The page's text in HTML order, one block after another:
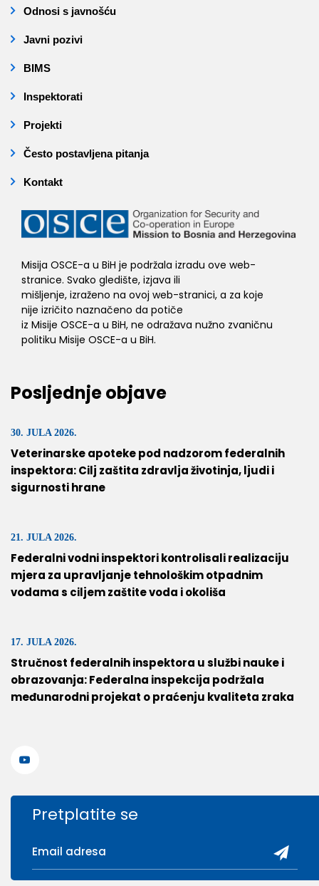
Odnosi s javnošću
Javni pozivi
BIMS
Inspektorati
Projekti
Često postavljena pitanja
Kontakt
Misija OSCE-a u BiH je podržala izradu ove web-
stranice. Svako gledište, izjava ili
mišljenje, izraženo na ovoj web-stranici, a za koje
nije izričito naznačeno da potiče
iz Misije OSCE-a u BiH, ne odražava nužno zvaničnu
politiku Misije OSCE-a u BiH.
Posljednje objave
30. JULA 2026.
Veterinarske apoteke pod nadzorom federalnih
inspektora: Cilj zaštita zdravlja životinja, ljudi i
sigurnosti hrane
21. JULA 2026.
Federalni vodni inspektori kontrolisali realizaciju
mjera za upravljanje tehnološkim otpadnim
vodama s ciljem zaštite voda i okoliša
17. JULA 2026.
Stručnost federalnih inspektora u službi nauke i
obrazovanja: Federalna inspekcija podržala
međunarodni projekat o praćenju kvaliteta zraka
Pretplatite se